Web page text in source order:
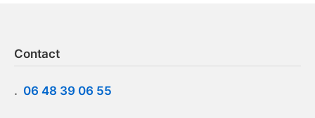
Contact
. 06 48 39 06 55